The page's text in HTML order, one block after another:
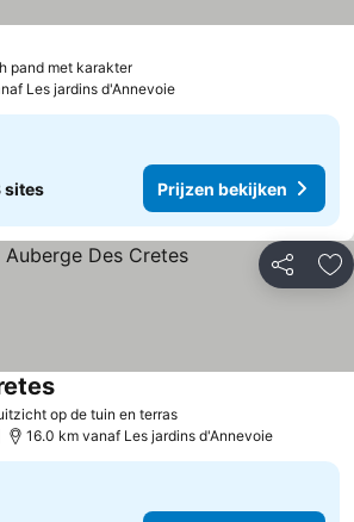
pand met karakterPrijzen bekijken
Les jardins d'Annevoie
sites Prijzen bekijken
Delen
op de tuin en terrasPrijzen bekijken
Prijzen bekijken
16.0 km vanaf Les jardins d'Annevoie